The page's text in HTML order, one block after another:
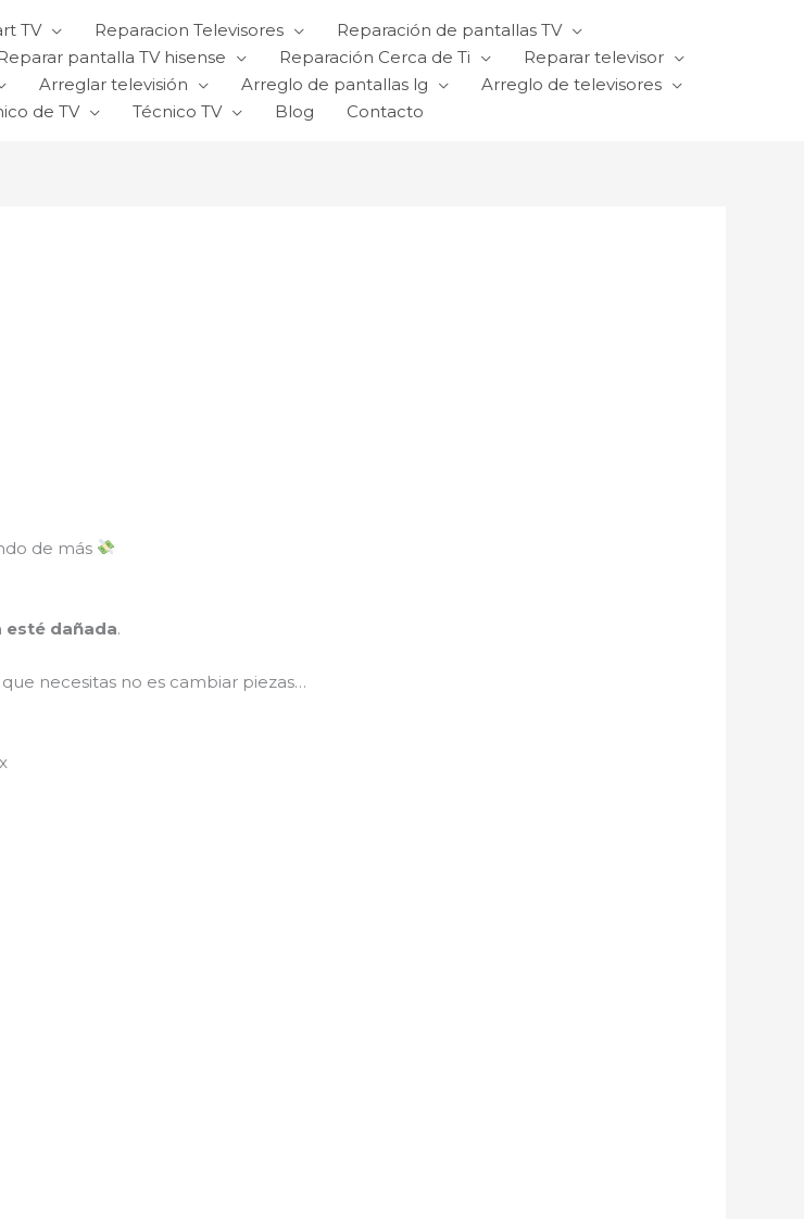
TV Reparacion Televisores
Reparación de pantallas TV
Reparar pantalla TV hisense Reparación Cerca de Ti
Reparar televisor
Arreglar televisión Arreglo de pantallas lg
Arreglo de televisores
de TV Técnico TV Blog Contacto
de más
esté dañada.
necesitas no es cambiar piezas…